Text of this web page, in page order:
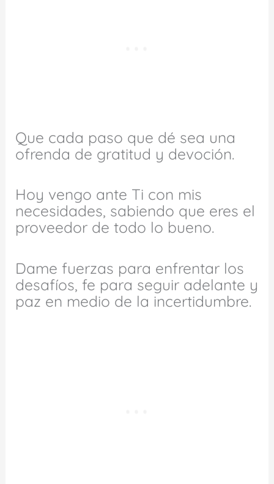
Que cada paso que dé sea una
ofrenda de gratitud y devoción.
Hoy vengo ante Ti con mis
necesidades, sabiendo que eres el
proveedor de todo lo bueno.
Dame fuerzas para enfrentar los
desafíos, fe para seguir adelante y
paz en medio de la incertidumbre.